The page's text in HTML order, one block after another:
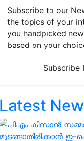
Subscribe to our
the topics of your
you handpicked
based on your
Subscribe
Latest